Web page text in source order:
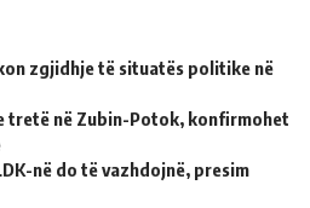
zgjidhje të situatës politike në
tretë në Zubin-Potok, konfirmohet
në do të vazhdojnë, presim